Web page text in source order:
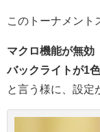
このトーナメント
マクロ機能が無効
バックライトが1
と言う様に、設定